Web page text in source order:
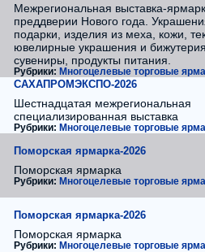
Межрегиональная выставка-
преддверии Нового года.
подарки, изделия из меха, кожи,
ювелирные украшения и
сувениры, продукты питания.
Рубрики: Многоцелевые торговые
САХАПРОМЭКСПО-2026
Шестнадцатая межрегиональная
специализированная выставка
Рубрики: Многоцелевые торговые
Поморская ярмарка-2026
Поморская ярмарка
Рубрики: Многоцелевые торговые
Поморская ярмарка-2026
Поморская ярмарка
Рубрики: Многоцелевые торговые